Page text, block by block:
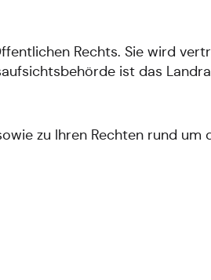
Rechts. Sie wird
ist das
zu Ihren Rechten rund